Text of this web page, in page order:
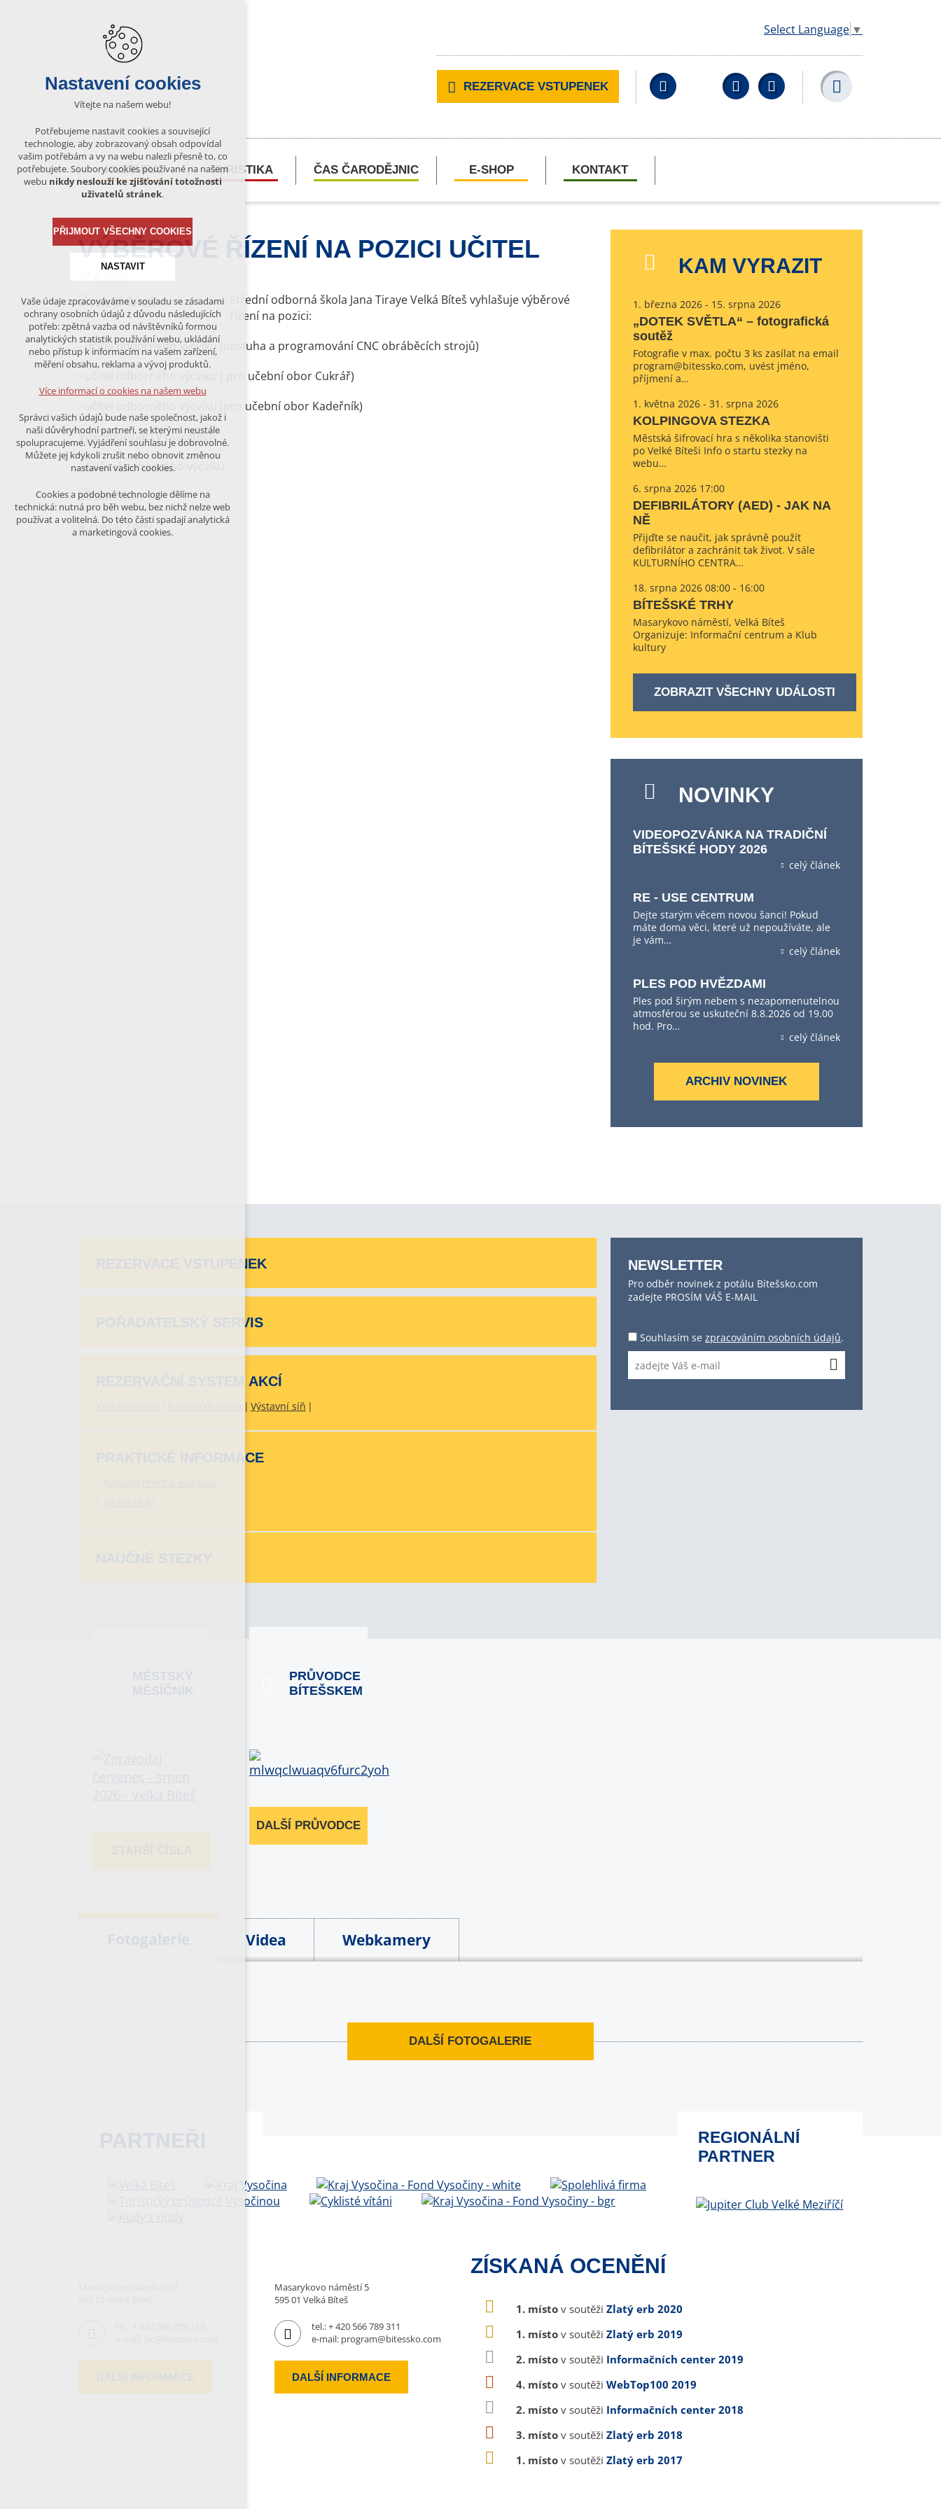
Select Language ▼
REZERVACE VSTUPENEK Facebook YouTubeWikipedia
KULTURA TURISTIKA ČAS ČARODĚJNIC E-SHOP KONTAKT
VÝBĚROVÉ ŘÍZENÍ NA POZICI UČITEL
Střední odborná škola Jana Tiraye Velká Bíteš vyhlašuje výběrové
řízení na pozici:
- učitel odborného výcviku (obsluha a programování CNC obráběcích strojů)
- učitel odborného výcviku ( pro učební obor Cukrář)
- učitel odborného výcviku (pro učební obor Kadeřník)
Více informací v plakátech.
KAM VYRAZIT
1. března 2026 - 15. srpna 2026
„DOTEK SVĚTLA“ – fotografická
soutěž
Fotografie v max. počtu 3 ks zasílat na email
program@bitessko.com, uvést jméno,
příjmení a…
1. května 2026 - 31. srpna 2026
KOLPINGOVA STEZKA
Městská šifrovací hra s několika stanovišti
po Velké Bíteši Info o startu stezky na
webu…
6. srpna 2026 17:00
DEFIBRILÁTORY (AED) - JAK NA
NĚ
Přijďte se naučit, jak správně použít
defibrilátor a zachránit tak život. V sále
KULTURNÍHO CENTRA…
18. srpna 2026 08:00 - 16:00
BÍTEŠSKÉ TRHY
Masarykovo náměstí, Velká Bíteš
Organizuje: Informační centrum a Klub
kultury
ZOBRAZIT VŠECHNY UDÁLOSTI
NOVINKY
VIDEOPOZVÁNKA NA TRADIČNÍ
BÍTEŠSKÉ HODY 2026
celý článek
RE - USE CENTRUM
Dejte starým věcem novou šanci! Pokud
máte doma věci, které už nepoužíváte, ale
je vám…
celý článek
PLES POD HVĚZDAMI
Ples pod širým nebem s nezapomenutelnou
atmosférou se uskuteční 8.8.2026 od 19.00
hod. Pro…
celý článek
ARCHIV NOVINEK
REZERVACE VSTUPENEK
POŘADATELSKÝ SERVIS
REZERVAČNÍ SYSTÉM AKCÍ
Výstavní síň
PRAKTICKÉ INFORMACE
NEWSLETTER
Pro odběr novinek z potálu Bítešsko.com
zadejte PROSÍM VÁŠ E-MAIL
Souhlasím se zpracováním osobních údajů.
PRŮVODCE
BÍTEŠSKEM
DALŠÍ PRŮVODCE
Videa Webkamery
DALŠÍ FOTOGALERIE
REGIONÁLNÍ
PARTNER
Masarykovo náměstí 5
595 01 Velká Bíteš
tel.:+ 420 566 789 311
e-mail: program@bitessko.com
DALŠÍ INFORMACE
ZÍSKANÁ OCENĚNÍ
1. místo v soutěži Zlatý erb 2020
1. místo v soutěži Zlatý erb 2019
2. místo v soutěži Informačních center 2019
4. místo v soutěži WebTop100 2019
2. místo v soutěži Informačních center 2018
3. místo v soutěži Zlatý erb 2018
1. místo v soutěži Zlatý erb 2017
Nastavení cookies
Vítejte na našem webu!
Potřebujeme nastavit cookies a související
technologie, aby zobrazovaný obsah odpovídal
vašim potřebám a vy na webu nalezli přesně to, co
potřebujete. Soubory cookies používané na našem
webu nikdy neslouží ke zjišťování totožnosti
uživatelů stránek.
PŘIJMOUT VŠECHNY COOKIES
NASTAVIT
Technická cookies
nutná pro provozování webu
udržení kontextu stránek (session):
případná přihlášení, volby jazyka, apod.
analytická pro anonymizované
vyhodnocení návštěvnosti
marketingová cookies (Google)
Více informací o cookies na našem webu
ODMÍTNOUT VŠE
Vaše údaje zpracováváme v souladu se zásadami
ochrany osobních údajů z důvodu následujících
potřeb: zpětná vazba od návštěvníků formou
analytických statistik používání webu, ukládání
nebo přístup k informacím na vašem zařízení,
měření obsahu, reklama a vývoj produktů.
Více informací o cookies na našem webu
Správci vašich údajů bude naše společnost, jakož i
naši důvěryhodní partneři, se kterými neustále
spolupracujeme. Vyjádření souhlasu je dobrovolné.
Můžete jej kdykoli zrušit nebo obnovit změnou
nastavení vašich cookies.
Cookies a podobné technologie dělíme na
technická: nutná pro běh webu, bez nichž nelze web
používat a volitelná. Do této části spadají analytická
a marketingová cookies.